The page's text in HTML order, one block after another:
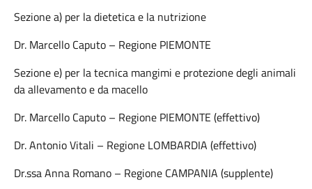
Sezione a) per la dietetica e la nutrizione
Dr. Marcello Caputo – Regione PIEMONTE
Sezione e) per la tecnica mangimi e protezione degli animali
da allevamento e da macello
Dr. Marcello Caputo – Regione PIEMONTE (effettivo)
Dr. Antonio Vitali – Regione LOMBARDIA (effettivo)
Dr.ssa Anna Romano – Regione CAMPANIA (supplente)